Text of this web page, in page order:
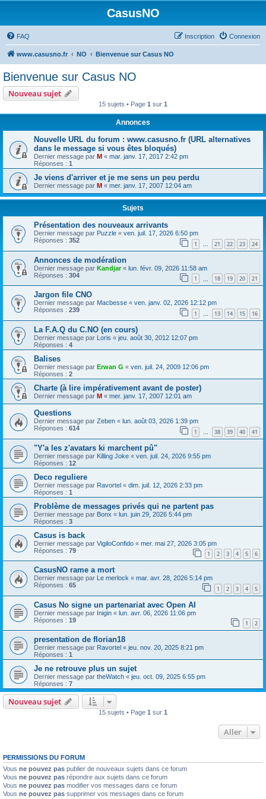
CasusNO
FAQ Connexion
Inscription
www.casusno.fr NO Bienvenue sur Casus NO
Bienvenue sur Casus NO
Nouveau sujet
15 sujets • Page 1 sur 1
Annonces
Nouvelle URL du forum : www.casusno.fr (URL alternatives
dans le message si vous êtes bloqués)
Dernier message par M « mar. janv. 17, 2017 2:42 pm
Réponses : 1
Je viens d'arriver et je me sens un peu perdu
Dernier message par M « mer. janv. 17, 2007 12:04 am
Sujets
Présentation des nouveaux arrivants
Dernier message par Puzzle « ven. juil. 17, 2026 6:50 pm
Réponses : 352 1 … 21 22 23 24
Annonces de modération
Dernier message par Kandjar« lun. févr. 09, 2026 11:58 am
Réponses : 304 1 18 19 20 21
Jargon file CNO
Dernier message par Macbesse « ven. janv. 02, 2026 12:12 pm
Réponses : 239 1 … 13 14 15 16
La F.A.Q du C.NO (en cours)
Dernier message par Loris « jeu. août 30, 2012 12:07 pm
Réponses : 4
Balises
Dernier message par Erwan G « ven. juil. 24, 2009 12:06 pm
Réponses : 2
Charte (à lire impérativement avant de poster)
Dernier message par M « mer. janv. 17, 2007 12:01 am
Questions
Dernier message par Zeben « lun. août 03, 2026 1:39 pm
Réponses : 614 1 … 38 39 40 41
"Y'a les z'avatars ki marchent pû"
Dernier message par Killing Joke « ven. juil. 24, 2026 9:55 pm
Réponses : 12
Deco reguliere
Dernier message par Ravortel « dim. juil. 12, 2026 2:33 pm
Réponses : 1
Problème de messages privés qui ne partent pas
Dernier message par Bonx « lun. juin 29, 2026 5:44 pm
Réponses : 3
Casus is back
Dernier message par VigiloConfido « mer. mai 27, 2026 3:05 pm
Réponses : 79 1 2 3 4 5 6
CasusNO rame a mort
Dernier message par Le merlock « mar. avr. 28, 2026 5:14 pm
Réponses : 65 1 2 3 4 5
Casus No signe un partenariat avec Open AI
Dernier message par Inigin « lun. avr. 06, 2026 11:06 pm
Réponses : 19 1 2
presentation de florian18
Dernier message par Ravortel « jeu. nov. 20, 2025 8:21 pm
Réponses : 1
Je ne retrouve plus un sujet
Dernier message par theWatch « jeu. oct. 09, 2025 6:55 pm
Réponses : 7
Nouveau sujet
15 sujets • Page 1 sur 1
Aller
PERMISSIONS DU FORUM
Vous ne pouvez pas publier de nouveaux sujets dans ce forum
Vous ne pouvez pas répondre aux sujets dans ce forum
Vous ne pouvez pas modifier vos messages dans ce forum
Vous ne pouvez pas supprimer vos messages dans ce forum